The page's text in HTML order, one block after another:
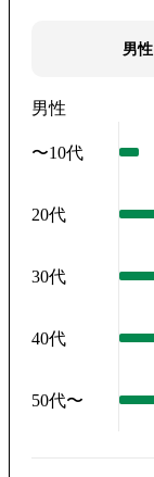
男性
男性
〜10代
20代
30代
40代
50代〜